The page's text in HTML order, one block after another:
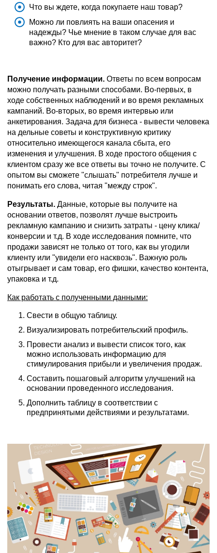
Что вы ждете, когда покупаете наш товар?
Можно ли повлиять на ваши опасения и
надежды? Чье мнение в таком случае для вас
важно? Кто для вас авторитет?
Получение информации. Ответы по всем вопросам
можно получать разными способами. Во-первых, в
ходе собственных наблюдений и во время рекламных
кампаний. Во-вторых, во время интервью или
анкетирования. Задача для бизнеса - вывести человека
на дельные советы и конструктивную критику
относительно имеющегося канала сбыта, его
изменения и улучшения. В ходе простого общения с
клиентом сразу же все ответы вы точно не получите. С
опытом вы сможете "слышать" потребителя лучше и
понимать его слова, читая "между строк".
Результаты. Данные, которые вы получите на
основании ответов, позволят лучше выстроить
рекламную кампанию и снизить затраты - цену клика/
конверсии и т.д. В ходе исследования помните, что
продажи зависят не только от того, как вы угодили
клиенту или "увидели его насквозь". Важную роль
отыгрывает и сам товар, его фишки, качество контента,
упаковка и т.д.
Как работать с полученными данными:
Свести в общую таблицу.
Визуализировать потребительский профиль.
Провести анализ и вывести список того, как
можно использовать информацию для
стимулирования прибыли и увеличения продаж.
Составить пошаговый алгоритм улучшений на
основании проведенного исследования.
Дополнить таблицу в соответствии с
предпринятыми действиями и результатами.